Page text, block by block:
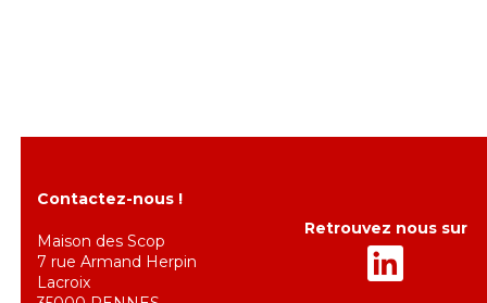
Contactez-nous !
Maison des Scop
7 rue Armand Herpin
Lacroix
Retrouvez nous sur